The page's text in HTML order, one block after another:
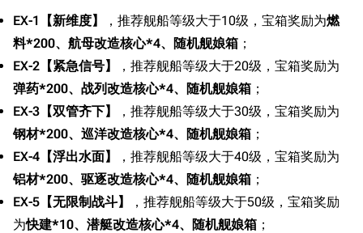
EX-1【新维度】
，推荐舰船等级大于10级，宝箱奖励为燃
料*200、航母改造核心*4、随机舰娘箱 ；
EX-2【紧急信号】
，推荐舰船等级大于20级，宝箱奖励为
弹药*200、战列改造核心*4、随机舰娘箱 ；
EX-3【双管齐下】
，推荐舰船等级大于30级，宝箱奖励为
钢材*200、巡洋改造核心*4、随机舰娘箱 ；
EX-4【浮出水面】
，推荐舰船等级大于40级，宝箱奖励为
铝材*200、驱逐改造核心*4、随机舰娘箱 ；
EX-5【无限制战斗】
，推荐舰船等级大于50级，宝箱奖励
为快建*10、潜艇改造核心*4、随机舰娘箱 ；